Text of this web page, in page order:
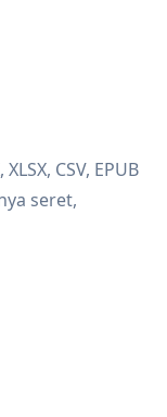
CSV, EPUB
seret,